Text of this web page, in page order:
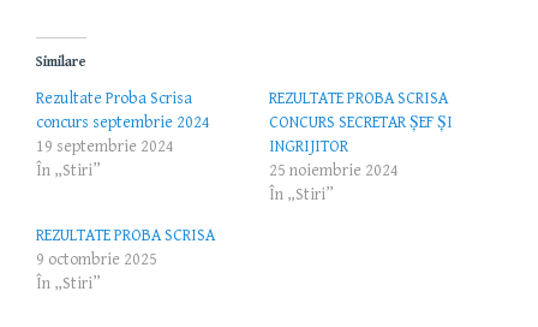
Similare
Rezultate Proba Scrisa
concurs septembrie 2024
19 septembrie 2024
În „Stiri”
REZULTATE PROBA SCRISA
CONCURS SECRETAR ȘEF ȘI
INGRIJITOR
25 noiembrie 2024
În „Stiri”
REZULTATE PROBA SCRISA
9 octombrie 2025
În „Stiri”